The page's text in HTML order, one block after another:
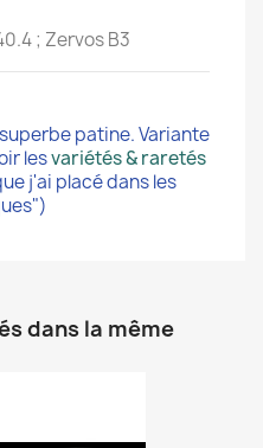
; Zervos B3
patine. Variante
lesvariétés & raretés
j'ai placé dans les
dans la même